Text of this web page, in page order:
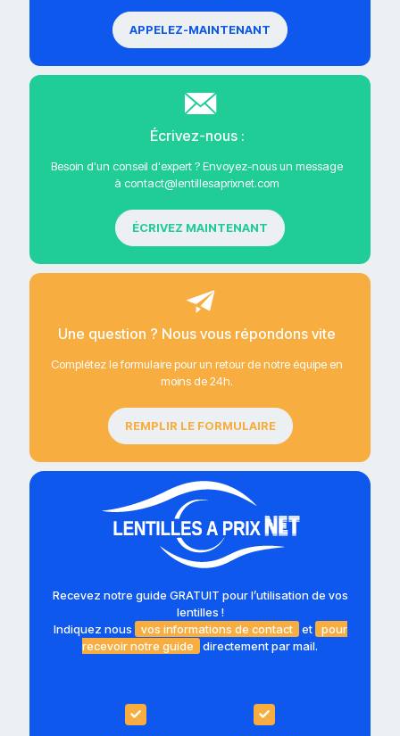
APPELEZ-MAINTENANT
Écrivez-nous :
Besoin d'un conseil d'expert ? Envoyez-nous un message
à contact@lentillesaprixnet.com
ÉCRIVEZ MAINTENANT
Une question ? Nous vous répondons vite
Complétez le formulaire pour un retour de notre équipe en
moins de 24h.
REMPLIR LE FORMULAIRE
Recevez notre guide GRATUIT pour l’utilisation de vos
lentilles !
Indiquez nous
vos informations de contact et
pour
recevoir notre guide
directement par mail.